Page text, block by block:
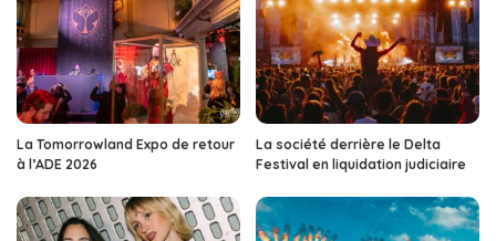
La Tomorrowland Expo de retour
à l’ADE 2026
La société derrière le Delta
Festival en liquidation judiciaire